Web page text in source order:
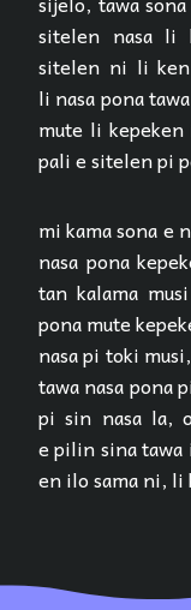
sitelen nasa li
sitelen ni li
li nasa pona
mute li
pali e sitelen pi
mi kama sona e
nasa pona
tan kalama
pona mute
nasa pi toki
tawa nasa pona
pi sin nasa la,
e pilin sina
en ilo sama ni, li